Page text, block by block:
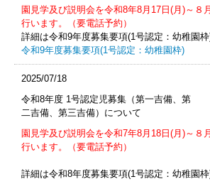
園見学及び説明会を令和8年8月17日(月)～８
行います。（要電話予約）
詳細は令和9年度募集要項(1号認定：幼稚園枠
令和9年度募集要項(1号認定：幼稚園枠)
2025/07/18
令和8年度 1号認定児募集（第一吉備、第
二吉備、第三吉備）について
園見学及び説明会を令和7年8月18日(月)～８
行います。（要電話予約）
詳細は令和8年度募集要項(1号認定：幼稚園枠